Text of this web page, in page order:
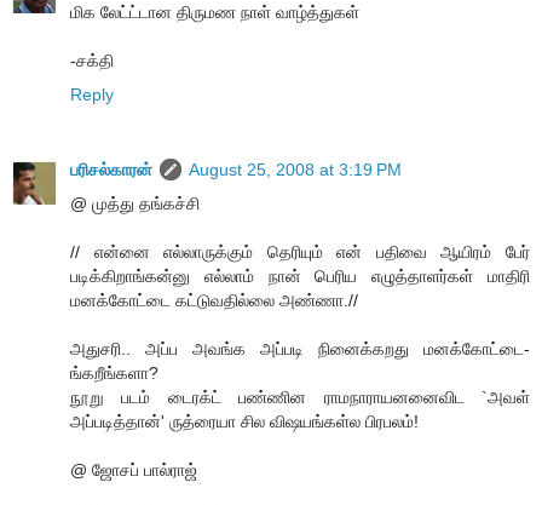
மிக லேட்ட்டான திருமண நாள் வாழ்த்துகள்
-சக்தி
Reply
பரிசல்காரன்
August 25, 2008 at 3:19 PM
@ முத்து தங்கச்சி
// என்னை எல்லாருக்கும் தெரியும் என் பதிவை ஆயிரம் பேர்
படிக்கிறாங்கன்னு எல்லாம் நான் பெரிய எழுத்தாளர்கள் மாதிரி
மனக்கோட்டை கட்டுவதில்லை அண்ணா.//
அதுசரி.. அப்ப அவங்க அப்படி நினைக்கறது மனக்கோட்டை-
ங்கறீங்களா?
நூறு படம் டைரக்ட் பண்ணின ராமநாராயனனைவிட `அவள்
அப்படித்தான்' ருத்ரையா சில விஷயங்கள்ல பிரபலம்!
@ ஜோசப் பால்ராஜ்